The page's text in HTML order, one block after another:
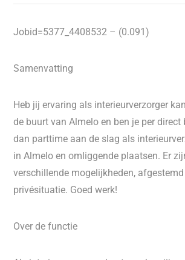
Jobid=5377_4408532 – (0.091)
Samenvatting
Heb jij ervaring als interieurverzorger
de buurt van Almelo en ben je per direct
dan parttime aan de slag als
in Almelo en omliggende plaatsen. Er
verschillende mogelijkheden,
privésituatie. Goed werk!
Over de functie